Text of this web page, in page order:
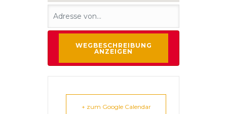
+ zum Google Calendar